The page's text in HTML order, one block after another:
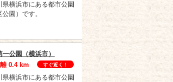
県横浜市にある都市公園
公園）です。
一公園（横浜市）
0.4 km
すぐ近く！
県横浜市にある都市公園